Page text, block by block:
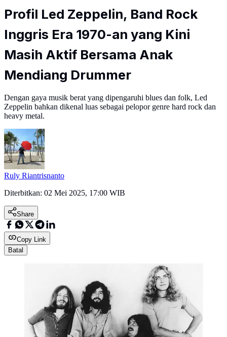
Profil Led Zeppelin, Band Rock
Inggris Era 1970-an yang Kini
Masih Aktif Bersama Anak
Mendiang Drummer
Dengan gaya musik berat yang dipengaruhi blues dan folk, Led
Zeppelin bahkan dikenal luas sebagai pelopor genre hard rock dan
heavy metal.
Ruly Riantrisnanto
Diterbitkan: 02 Mei 2025, 17:00 WIB
Share
Copy Link
Batal